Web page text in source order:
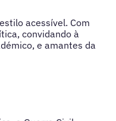
acessível. Com
convidando à
e amantes da